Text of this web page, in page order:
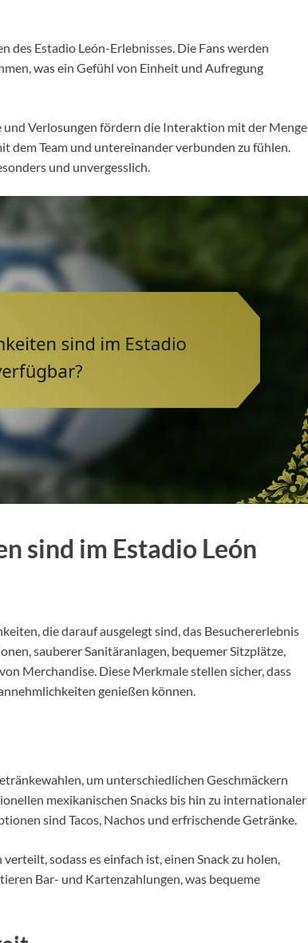
Estadio León-Erlebnisses. Die Fans werden
was ein Gefühl von Einheit und Aufregung
Verlosungen fördern die Interaktion mit der Menge
dem Team und untereinander verbunden zu fühlen.
und unvergesslich.
sind im Estadio León
die darauf ausgelegt sind, das Besuchererlebnis
sauberer Sanitäranlagen, bequemer Sitzplätze,
Merchandise. Diese Merkmale stellen sicher, dass
genießen können.
um unterschiedlichen Geschmäckern
mexikanischen Snacks bis hin zu internationaler
sind Tacos, Nachos und erfrischende Getränke.
sodass es einfach ist, einen Snack zu holen,
Bar- und Kartenzahlungen, was bequeme